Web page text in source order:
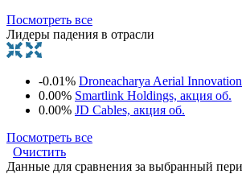
Посмотреть все
Лидеры падения в отрасли
-0.01% Droneacharya Aerial
0.00% Smartlink Holdings, акция об.
0.00% JD Cables, акция об.
Посмотреть все
Очистить
Данные для сравнения за выбранный